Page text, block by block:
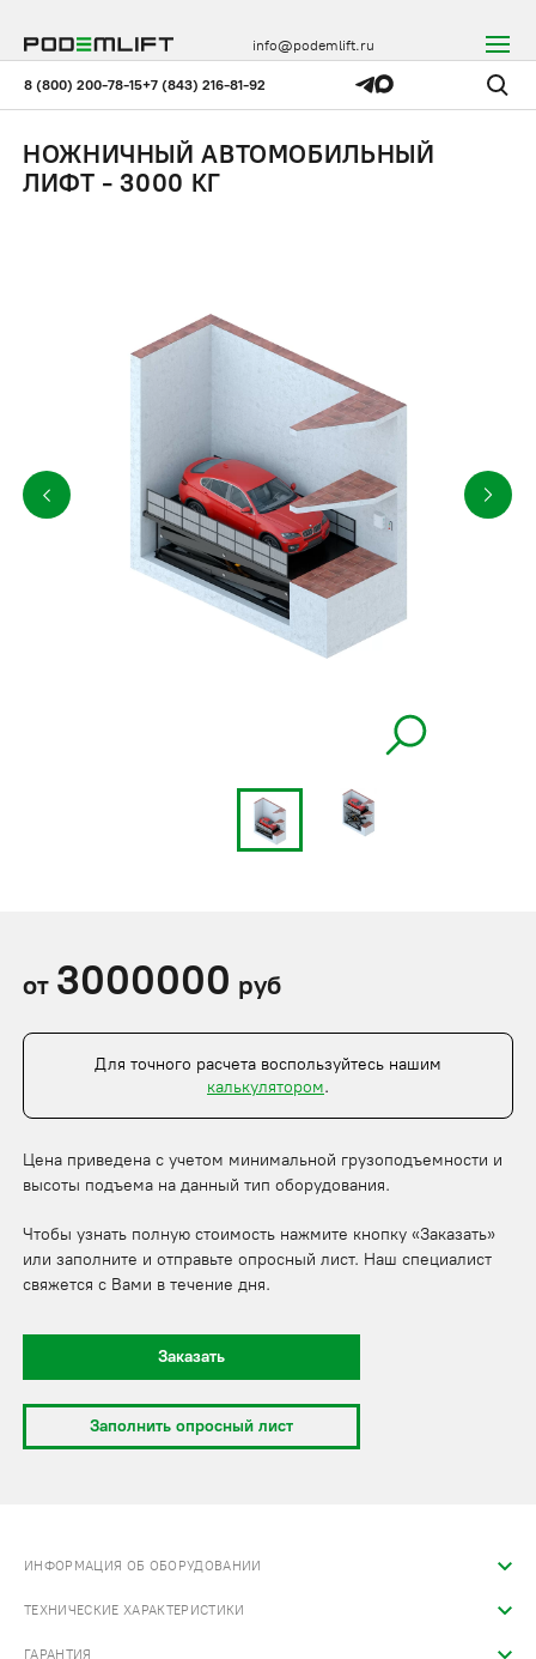
8 (800) 200-78-15+7 (843) 216-81-92
info@podemlift.ru
НОЖНИЧНЫЙ АВТОМОБИЛЬНЫЙ
ЛИФТ - 3000 КГ
от 3000000 руб
Для точного расчета воспользуйтесь нашим
калькулятором.
Цена приведена с учетом минимальной грузоподъемности и
высоты подъема на данный тип оборудования.
Чтобы узнать полную стоимость нажмите кнопку «Заказать»
или заполните и отправьте опросный лист. Наш специалист
свяжется с Вами в течение дня.
Заказать
Заполнить опросный лист
ИНФОРМАЦИЯ ОБ ОБОРУДОВАНИИ
ТЕХНИЧЕСКИЕ ХАРАКТЕРИСТИКИ
ГАРАНТИЯ